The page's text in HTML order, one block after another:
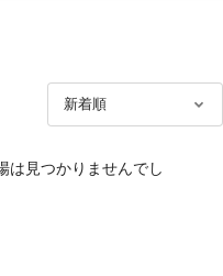
は見つかりませんでし